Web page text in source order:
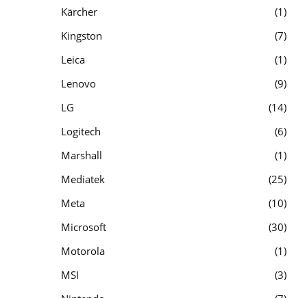
Kärcher
1
Kingston
7
Leica
1
Lenovo
9
LG
14
Logitech
6
Marshall
1
Mediatek
25
Meta
10
Microsoft
30
Motorola
1
MSI
3